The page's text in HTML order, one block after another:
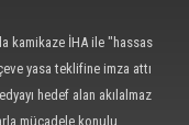
kamikaze İHA ile "hassas
yasa teklifine imza attı
hedef alan akılalmaz
mücadele konulu